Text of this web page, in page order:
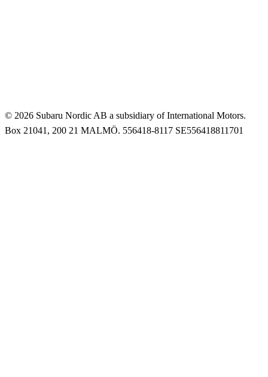
© 2026 Subaru Nordic AB a subsidiary of International Motors.
Box 21041, 200 21 MALMÖ. 556418-8117 SE556418811701